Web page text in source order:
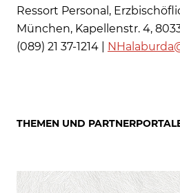
Ressort Personal,
München, Kapellenstr. 4,
(089) 21 37-1214 |
THEMEN UND